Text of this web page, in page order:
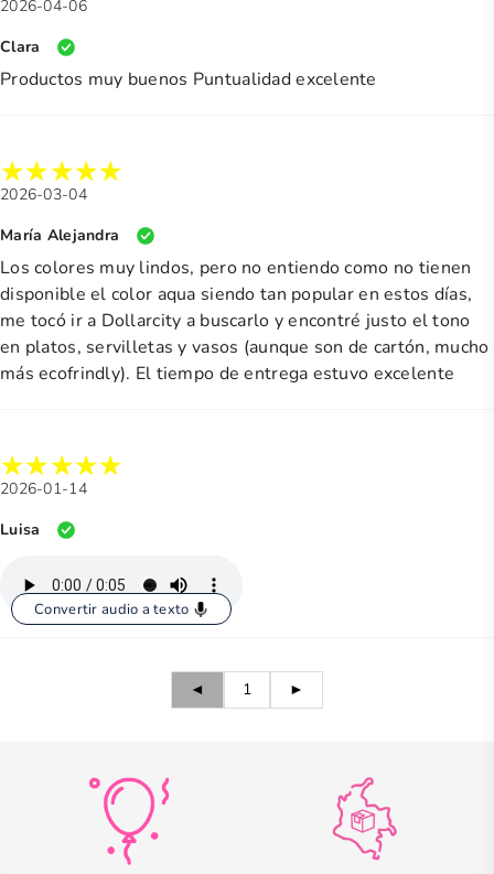
2026-04-06
Clara
Productos muy buenos Puntualidad excelente
2026-03-04
María Alejandra
Los colores muy lindos, pero no entiendo como no tienen
disponible el color aqua siendo tan popular en estos días,
me tocó ir a Dollarcity a buscarlo y encontré justo el tono
en platos, servilletas y vasos (aunque son de cartón, mucho
más ecofrindly). El tiempo de entrega estuvo excelente
2026-01-14
Luisa
Convertir audio a texto
◄ 1 ►